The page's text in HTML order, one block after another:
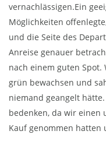
vernachlässigen.Ein
Möglichkeiten
und die Seite des
Anreise genauer
nach einem guten
grün bewachsen und
niemand geangelt
bedenken, da wir einen
Kauf genommen hatten